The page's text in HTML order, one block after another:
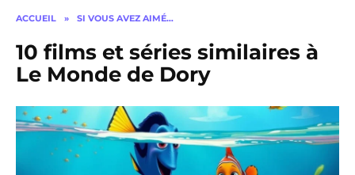
ACCUEIL » SI VOUS AVEZ AIMÉ…
10 films et séries similaires à
Le Monde de Dory